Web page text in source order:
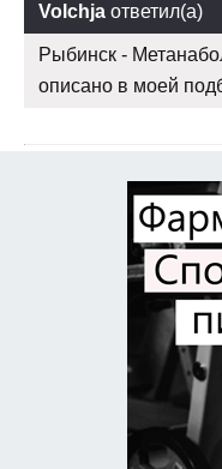
Volchja ответил(а)
Рыбинск -
описано в моей